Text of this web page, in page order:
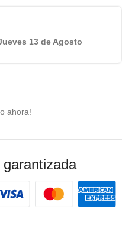
13 de Agosto
ahora!